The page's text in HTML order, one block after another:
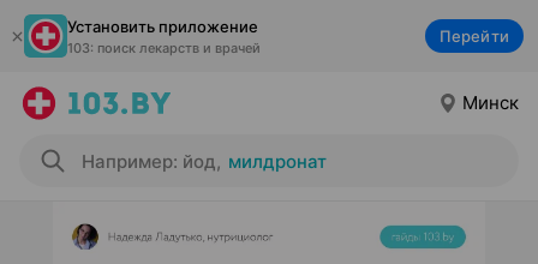
Установить приложение
103: поиск лекарств и врачей
Перейти
Минск
Например: йод, милдронат